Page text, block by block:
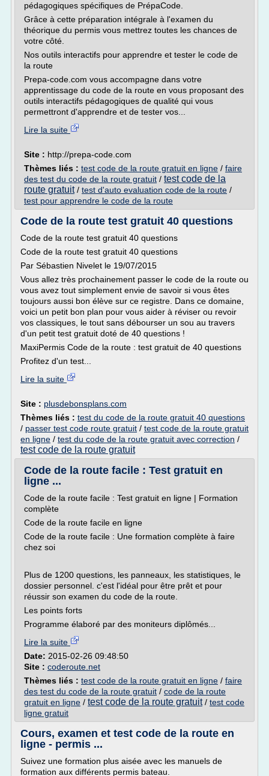
pédagogiques spécifiques de PrépaCode.
Grâce à cette préparation intégrale à l'examen du
théorique du permis vous mettrez toutes les chances de
votre côté.
Nos outils interactifs pour apprendre et tester le code de
la route
Prepa-code.com vous accompagne dans votre
apprentissage du code de la route en vous proposant des
outils interactifs pédagogiques de qualité qui vous
permettront d'apprendre et de tester vos...
Lire la suite
Site : http://prepa-code.com
Thèmes liés : test code de la route gratuit en ligne / faire
des test du code de la route gratuit / test code de la
route gratuit/ test d'auto evaluation code de la route /
test pour apprendre le code de la route
Code de la route test gratuit 40 questions
Code de la route test gratuit 40 questions
Code de la route test gratuit 40 questions
Par Sébastien Nivelet le 19/07/2015
Vous allez très prochainement passer le code de la route ou
vous avez tout simplement envie de savoir si vous êtes
toujours aussi bon élève sur ce registre. Dans ce domaine,
voici un petit bon plan pour vous aider à réviser ou revoir
vos classiques, le tout sans débourser un sou au travers
d'un petit test gratuit doté de 40 questions !
MaxiPermis Code de la route : test gratuit de 40 questions
Profitez d'un test...
Lire la suite
Site : plusdebonsplans.com
Thèmes liés : test du code de la route gratuit 40 questions
/ passer test code route gratuit / test code de la route gratuit
en ligne / test du code de la route gratuit avec correction /
test code de la route gratuit
Code de la route facile : Test gratuit en
ligne ...
Code de la route facile : Test gratuit en ligne | Formation
complète
Code de la route facile en ligne
Code de la route facile : Une formation complète à faire
chez soi
Plus de 1200 questions, les panneaux, les statistiques, le
dossier personnel. c'est l'idéal pour être prêt et pour
réussir son examen du code de la route.
Les points forts
Programme élaboré par des moniteurs diplômés...
Lire la suite
Date: 2015-02-26 09:48:50
Site : coderoute.net
Thèmes liés : test code de la route gratuit en ligne / faire
des test du code de la route gratuit / code de la route
gratuit en ligne / test code de la route gratuit/ test code
ligne gratuit
Cours, examen et test code de la route en
ligne - permis ...
Suivez une formation plus aisée avec les manuels de
formation aux différents permis bateau.